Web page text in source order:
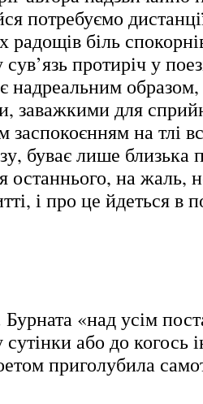
потребуємо
радощів біль
протиріч у
надреальним
заважкими для
на тлі
буває лише близька
на жаль,
і про це йдеться в
«над усім
або до когось
приголубила